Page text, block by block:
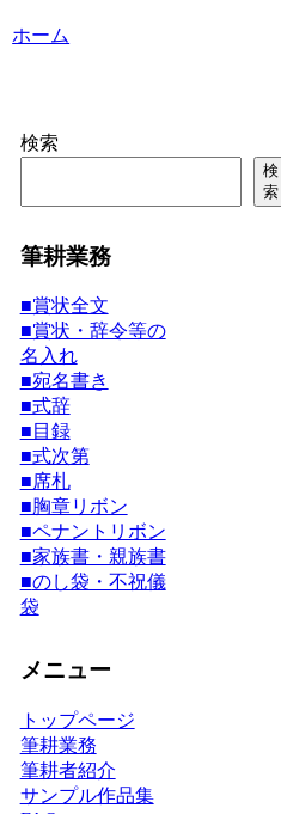
ホーム
検索
検
索
筆耕業務
■賞状全文
■賞状・辞令等の
名入れ
■宛名書き
■式辞
■目録
■式次第
■席札
■胸章リボン
■ペナントリボン
■家族書・親族書
■のし袋・不祝儀
袋
メニュー
トップページ
筆耕業務
筆耕者紹介
サンプル作品集